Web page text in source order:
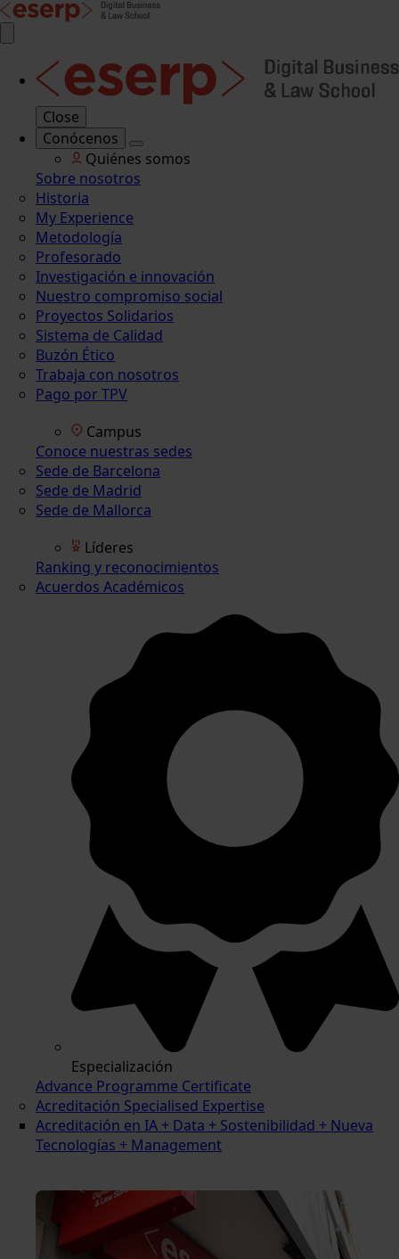
Close
Conócenos
Quiénes somos
Sobre nosotros
Historia
My Experience
Metodología
Profesorado
Investigación e innovación
Nuestro compromiso social
Proyectos Solidarios
Sistema de Calidad
Buzón Ético
Trabaja con nosotros
Pago por TPV
Campus
Conoce nuestras sedes
Sede de Barcelona
Sede de Madrid
Sede de Mallorca
Líderes
Ranking y reconocimientos
Acuerdos Académicos
Especialización
Advance Programme Certificate
Acreditación Specialised Expertise
Acreditación en IA + Data + Sostenibilidad + Nueva
Tecnologías + Management